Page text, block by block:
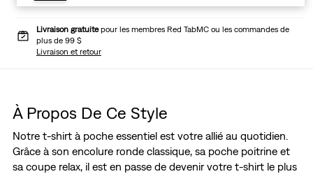
Livraison gratuitepour les membres Red TabMC ou les commandes de
plus de 99 $
Livraison et retour
À Propos De Ce Style
Notre t-shirt à poche essentiel est votre allié au quotidien.
Grâce à son encolure ronde classique, sa poche poitrine et
sa coupe relax, il est en passe de devenir votre t-shirt le plus